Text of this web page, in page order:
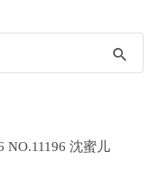
NO.11196 沈蜜儿